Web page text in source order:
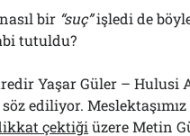
bir “suç”işledi de
tutuldu?
Yaşar Güler – Hulusi
ediliyor.
çektiği üzere Metin